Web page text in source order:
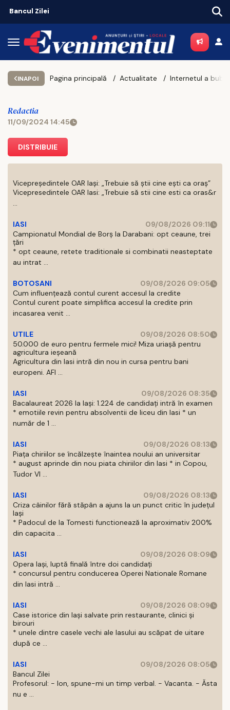
INAPOI Pagina principală Actualitate
Redactia
11/09/2024 14:45
DISTRIBUIE
Vicepreședintele OAR Iași: „Trebuie să știi cine ești ca oraș”
Vicepresedintele OAR Iasi: „Trebuie să stii cine esti ca oras&r
...
IASI
09/08/2026 09:11
Campionatul Mondial de Borș la Darabani: opt ceaune, trei
țări
* opt ceaune, retete traditionale si combinatii neasteptate
au intrat ...
BOTOSANI
09/08/2026 09:05
Cum influențează contul curent accesul la credite
Contul curent poate simplifica accesul la credite prin
incasarea venit ...
UTILE
09/08/2026 08:50
50.000 de euro pentru fermele mici! Miza uriașă pentru
agricultura ieșeană
Agricultura din Iasi intră din nou in cursa pentru bani
europeni. AFI ...
IASI
09/08/2026 08:35
Bacalaureat 2026 la Iași: 1.224 de candidați intră în examen
* emotiile revin pentru absolventii de liceu din Iasi * un
număr de 1 ...
IASI
09/08/2026 08:13
Piața chiriilor se încălzește înaintea noului an universitar
* august aprinde din nou piata chiriilor din Iasi * in Copou,
Tudor Vl ...
IASI
09/08/2026 08:13
Criza câinilor fără stăpân a ajuns la un punct critic în județul
Iași
* Padocul de la Tomesti functionează la aproximativ 200%
din capacita ...
IASI
09/08/2026 08:09
Opera Iași, luptă finală între doi candidați
* concursul pentru conducerea Operei Nationale Romane
din Iasi intră ...
IASI
09/08/2026 08:09
Case istorice din Iași salvate prin restaurante, clinici și
birouri
* unele dintre casele vechi ale Iasului au scăpat de uitare
după ce ...
IASI
09/08/2026 08:05
Bancul Zilei
Profesorul: - Ion, spune-mi un timp verbal. - Vacanta. - Ăsta
nu e ...